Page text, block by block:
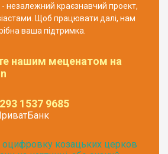
- незалежний краєзнавчий проект,
Щоб працювати далі, нам
ваша підтримка.
нашим меценатом на
1537 9685
оцифровку козацьких церков